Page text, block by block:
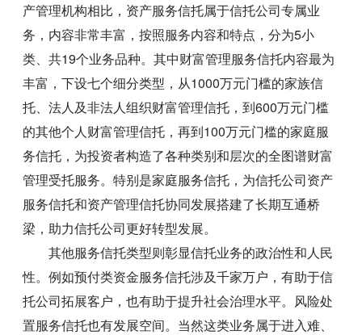
产管理机构相比，资产服务信托属于信托公司专属业
务，内容非常丰富，按照服务内容和特点，分为5小
类、共19个业务品种。其中财富管理服务信托内容最为
丰富，下设七个细分类型，从1000万元门槛的家族信
托、法人及非法人组织财富管理信托，到600万元门槛
的其他个人财富管理信托，再到100万元门槛的家庭服
务信托，为投资者构造了各种类别和层次的全图谱财富
管理受托服务。特别是家庭服务信托，为信托公司资产
服务信托和资产管理信托协同发展搭建了长期互通桥
梁，助力信托公司更好转型发展。
其他服务信托类型则彰显信托业务的政治性和人民
性。例如预付类资金服务信托涉及千家万户，有助于信
托公司拓展客户，也有助于提升社会治理水平。风险处
置服务信托也有发展空间。当然这类业务属于进入难、